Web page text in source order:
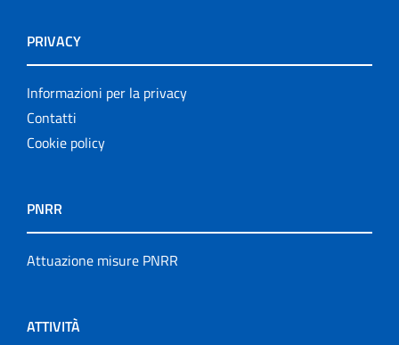
PRIVACY
Informazioni per la privacy
Contatti
Cookie policy
PNRR
Attuazione misure PNRR
ATTIVITÀ